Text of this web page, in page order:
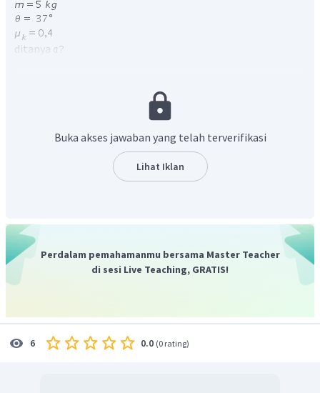
ditanya
Buka akses jawaban yang telah terverifikasi
Lihat Iklan
Perdalam pemahamanmu bersama Master Teacher
di sesi Live Teaching, GRATIS!
6 0.0 (0 rating)